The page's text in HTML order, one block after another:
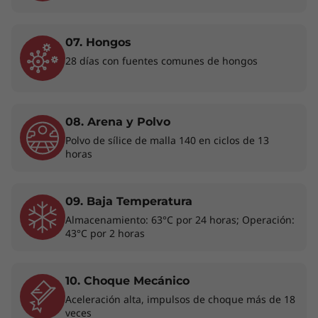
Charge te ofrece hasta un 80% de capacidad
comer o una escala de 60 minutos podrás
recargarla fácilmente hasta casi 16 horas.
¿Qué más podrías necesitar para la vida en
panel de pantalla FHD de bajo consumo. La
autonomía de la batería varía
considerablemente en función de los ajustes,
tecnología Rapid Charge requiere el adaptador
de alimentación de 65 W (opcional, no incluido
en todos los modelos).
07. Hongos
28 días con fuentes comunes de hongos
08. Arena y Polvo
Polvo de sílice de malla 140 en ciclos de 13
horas
09. Baja Temperatura
Almacenamiento: 63°C por 24 horas; Operación:
43°C por 2 horas
10. Choque Mecánico
Aceleración alta, impulsos de choque más de 18
veces